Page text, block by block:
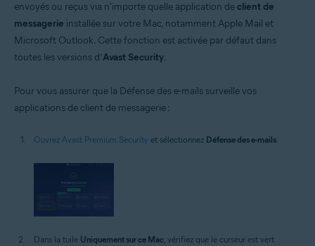
envoyés ou reçus via n'importe quelle application declient de
messagerie installée sur votre Mac, notamment Apple Mail et
Microsoft Outlook. Cette fonction est activée par défaut dans
toutes les versions d’Avast Security.
Pour vous assurer que la Défense des e-mails surveille vos
applications de client de messagerie :
Ouvrez Avast Premium Security et sélectionnez Défense des e-mails.
Dans la tuile Uniquement sur ce Mac, vérifiez que le curseur est vert